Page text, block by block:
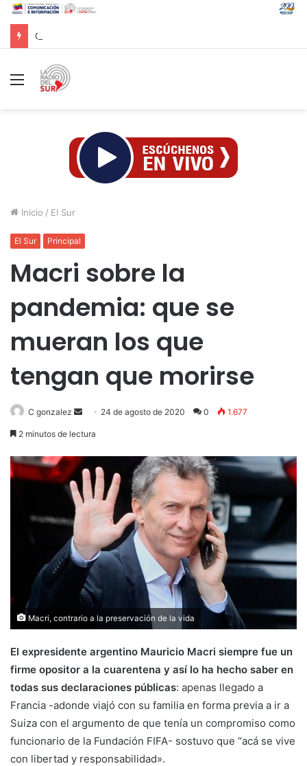
Menú
Inicio / El Sur
El Sur Principal
Macri sobre la
pandemia: que se
mueran los que
tengan que morirse
C gonzalez
Send 24 de agosto de 2020 0 1.677
2 minutos de lectura
Macri, contrario a la preservación de la vida
El expresidente argentino Mauricio Macri siempre fue un
firme opositor a la cuarentena y así lo ha hecho saber en
todas sus declaraciones públicas: apenas llegado a
Francia -adonde viajó con su familia en forma previa a ir a
Suiza con el argumento de que tenía un compromiso como
funcionario de la Fundación FIFA- sostuvo que “acá se vive
con libertad y responsabilidad».